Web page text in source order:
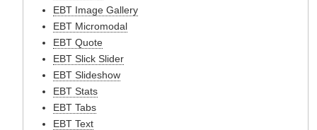
EBT Image Gallery
EBT Micromodal
EBT Quote
EBT Slick Slider
EBT Slideshow
EBT Stats
EBT Tabs
EBT Text